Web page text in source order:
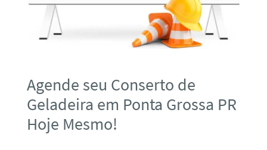
Agende seu Conserto de
Geladeira em Ponta Grossa PR
Hoje Mesmo!